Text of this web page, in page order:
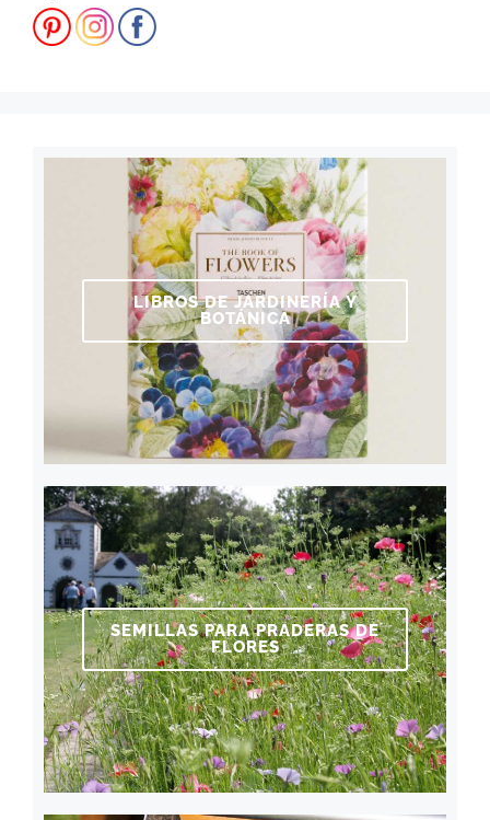
LIBROS DE JARDINERÍA Y
BOTÁNICA
SEMILLAS PARA PRADERAS DE
FLORES